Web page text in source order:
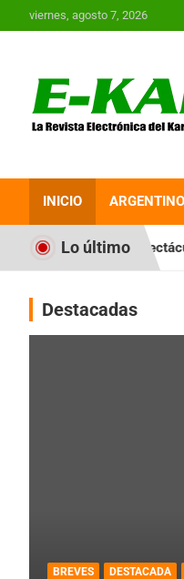
al
viernes, agosto 7, 2026
Revista
Karting
INICIO ARGENTINO
Lo último
a puro espectáculo
Destacadas
DESTACADA IAME